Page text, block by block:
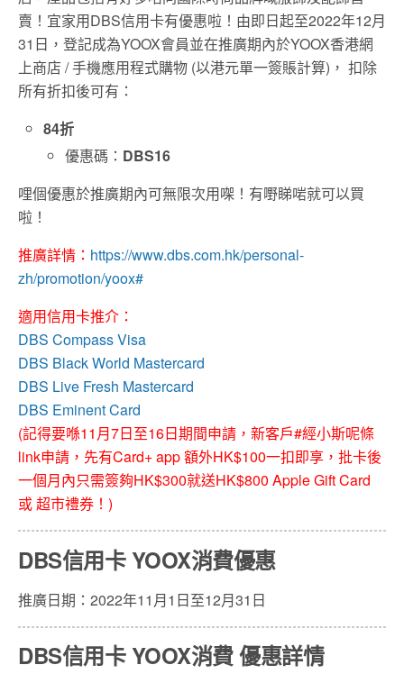
賣！宜家用DBS信用卡有優惠啦！由即日起至2022年12月
31日，登記成為YOOX會員並在推廣期內於YOOX香港網
上商店 / 手機應用程式購物 (以港元單一簽賬計算)， 扣除
所有折扣後可有：
84折
優惠碼： DBS16
哩個優惠於推廣期內可無限次用㗎！有嘢睇啱就可以買
啦！
推廣詳情： https://www.dbs.com.hk/personal-
zh/promotion/yoox#
適用信用卡推介：
DBS Compass Visa
DBS Black World Mastercard
DBS Live Fresh Mastercard
DBS Eminent Card
(記得要喺11月7日至16日期間申請，新客戶#經小斯呢條
link申請，先有Card+ app 額外HK$100一扣即享，批卡後
一個月內只需簽夠HK$300就送HK$800 Apple Gift Card
或 超市禮券！)
DBS信用卡 YOOX消費優惠
推廣日期：2022年11月1日至12月31日
DBS信用卡 YOOX消費 優惠詳情